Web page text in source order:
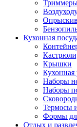
Кухонная
Крышки
Кухонная
Наборы
Наборы
Термосы
Формы
Отдых и